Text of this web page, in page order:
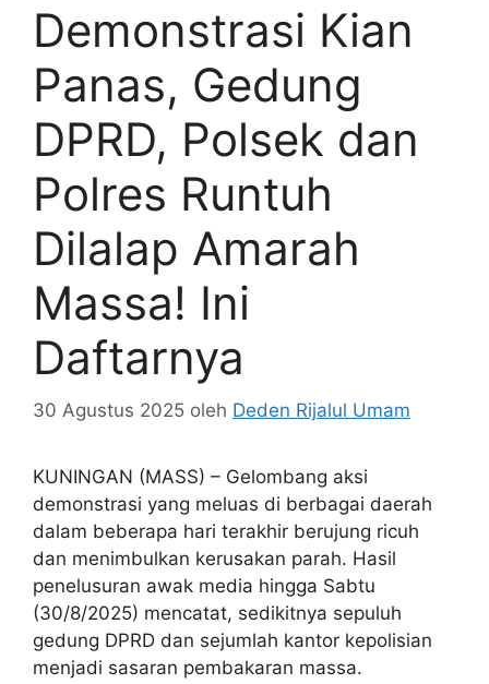
Demonstrasi Kian
Panas, Gedung
DPRD, Polsek dan
Polres Runtuh
Dilalap Amarah
Massa! Ini
Daftarnya
30 Agustus 2025 oleh Deden Rijalul Umam
KUNINGAN (MASS) – Gelombang aksi
demonstrasi yang meluas di berbagai daerah
dalam beberapa hari terakhir berujung ricuh
dan menimbulkan kerusakan parah. Hasil
penelusuran awak media hingga Sabtu
(30/8/2025) mencatat, sedikitnya sepuluh
gedung DPRD dan sejumlah kantor kepolisian
menjadi sasaran pembakaran massa.